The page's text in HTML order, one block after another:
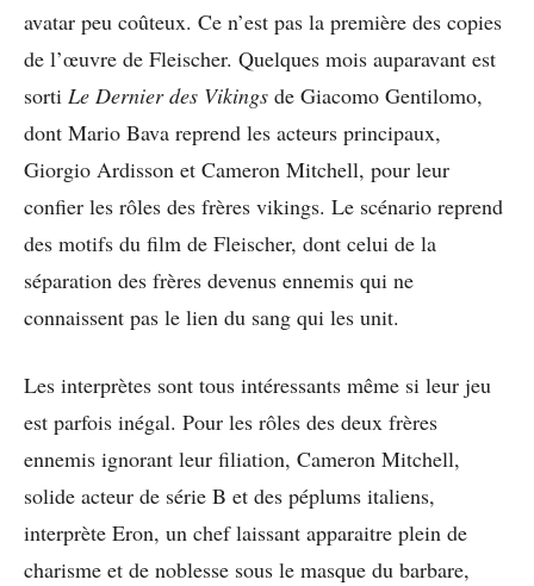
avatar peu coûteux. Ce n’est pas la première des copies
de l’œuvre de Fleischer. Quelques mois auparavant est
sorti Le Dernier des Vikings de Giacomo Gentilomo,
dont Mario Bava reprend les acteurs principaux,
Giorgio Ardisson et Cameron Mitchell, pour leur
confier les rôles des frères vikings. Le scénario reprend
des motifs du film de Fleischer, dont celui de la
séparation des frères devenus ennemis qui ne
connaissent pas le lien du sang qui les unit.
Les interprètes sont tous intéressants même si leur jeu
est parfois inégal. Pour les rôles des deux frères
ennemis ignorant leur filiation, Cameron Mitchell,
solide acteur de série B et des péplums italiens,
interprète Eron, un chef laissant apparaitre plein de
charisme et de noblesse sous le masque du barbare,